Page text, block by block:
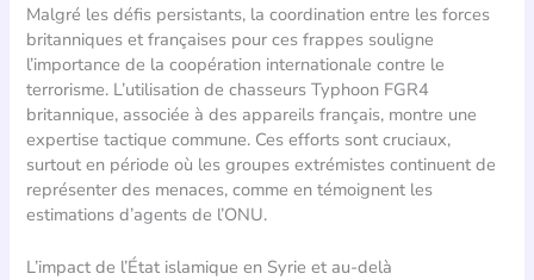
Malgré les défis persistants, la coordination entre les forces
britanniques et françaises pour ces frappes souligne
l’importance de la coopération internationale contre le
terrorisme. L’utilisation de chasseurs Typhoon FGR4
britannique, associée à des appareils français, montre une
expertise tactique commune. Ces efforts sont cruciaux,
surtout en période où les groupes extrémistes continuent de
représenter des menaces, comme en témoignent les
estimations d’agents de l’ONU.
L’impact de l’État islamique en Syrie et au-delà